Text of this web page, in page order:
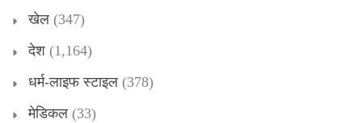
खेल (347)
देश (1,164)
धर्म-लाइफ स्टाइल (378)
मेडिकल (33)